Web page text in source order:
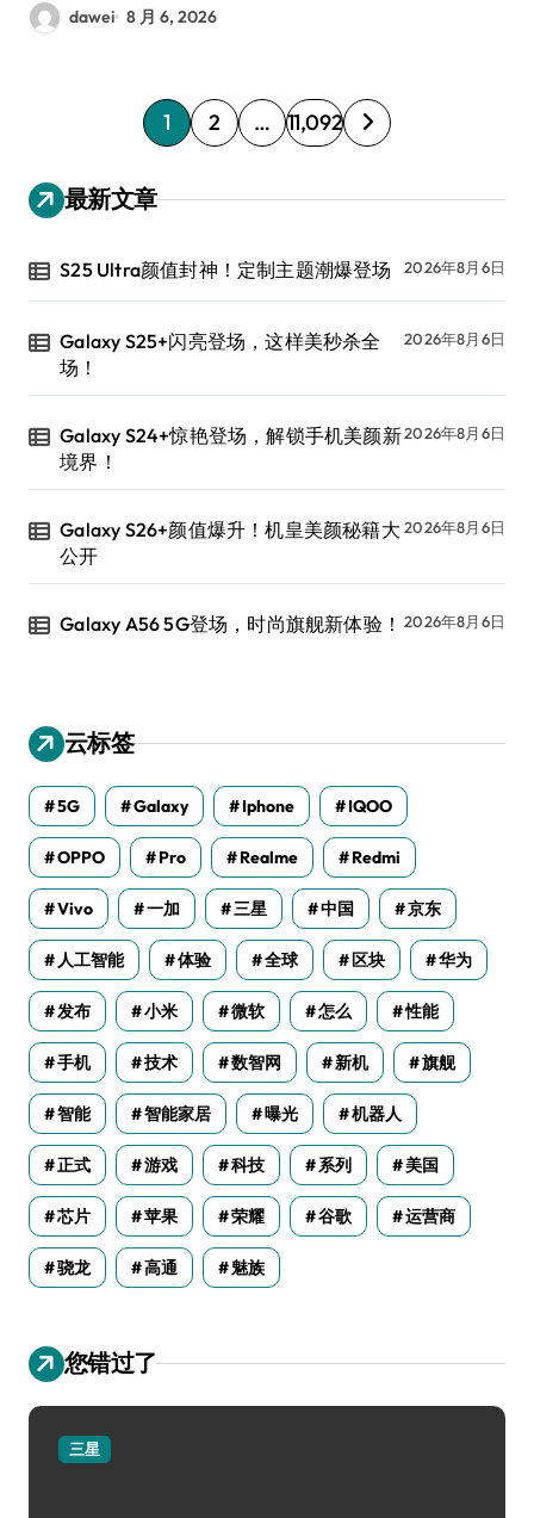
dawei 8 月 6, 2026
文
章
分
1 2 … 11,092
最新文章
S25 Ultra颜值封神！定制主题潮爆登场 2026年8月6日
Galaxy S25+闪亮登场，这样美秒杀全
场！
2026年8月6日
Galaxy S24+惊艳登场，解锁手机美颜新
境界！
2026年8月6日
Galaxy S26+颜值爆升！机皇美颜秘籍大
公开
2026年8月6日
Galaxy A56 5G登场，时尚旗舰新体验！ 2026年8月6日
云标签
5G Galaxy Iphone IQOO
OPPO Pro Realme Redmi
Vivo 一加 三星 中国 京东
人工智能 体验 全球 区块 华为
发布 小米 微软 怎么 性能
手机 技术 数智网 新机 旗舰
智能 智能家居 曝光 机器人
正式 游戏 科技 系列 美国
芯片 苹果 荣耀 谷歌 运营商
骁龙 高通 魅族
您错过了
三星